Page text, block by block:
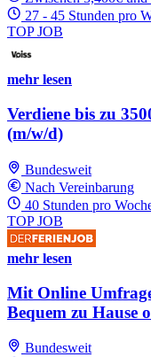
27 - 45 Stunden pro
TOP JOB
mehr lesen
Verdiene bis zu
(m/w/d)
Bundesweit
Nach Vereinbarung
40 Stunden pro
TOP JOB
mehr lesen
Mit Online
Bequem zu Hause
Bundesweit